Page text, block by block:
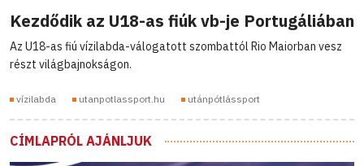
Kezdődik az U18-as fiúk vb-je Portugáliában
Az U18-as fiú vízilabda-válogatott szombattól Rio Maiorban vesz
részt világbajnokságon.
vízilabda utanpotlassport.hu utánpótlássport
CÍMLAPRÓL AJÁNLJUK